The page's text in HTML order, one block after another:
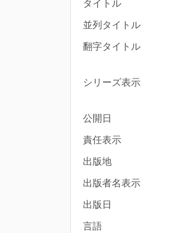
タイトル
並列タイトル
翻字タイトル
シリーズ表示
公開日
責任表示
出版地
出版者名表示
出版日
言語